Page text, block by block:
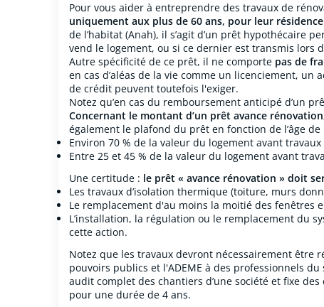
Pour vous aider à entreprendre des travaux de
uniquement aux plus de 60 ans, pour leur
de l’habitat (Anah), il s’agit d’un prêt hypothécaire
vend le logement, ou si ce dernier est transmis lors
Autre spécificité de ce prêt, il ne comporte pas de
en cas d’aléas de la vie comme un licenciement, un
de crédit peuvent toutefois l'exiger.
Notez qu’en cas du remboursement anticipé d’un
Concernant le montant d’un prêt avance
également le plafond du prêt en fonction de l’âge de
Environ 70 % de la valeur du logement avant travaux
Entre 25 et 45 % de la valeur du logement avant
Une certitude : le prêt « avance rénovation » doit
Les travaux d’isolation thermique (toiture, murs
Le remplacement d'au moins la moitié des
L’installation, la régulation ou le remplacement du
cette action.
Notez que les travaux devront nécessairement être
pouvoirs publics et l'ADEME à des professionnels
audit complet des chantiers d’une société et fixe
pour une durée de 4 ans.